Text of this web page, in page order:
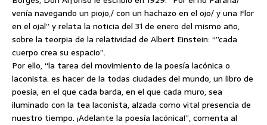
venía navegando un piojo,/ con un hachazo en el ojo/ y una Flor
en el ojal” y relata la noticia del 31 de enero del mismo año,
sobre la teorpia de la relatividad de Albert Einstein: “”cada
cuerpo crea su espacio”.
Por ello, “la tarea del movimiento de la poesía lacónica o
laconista. es hacer de la todas ciudades del mundo, un libro de
poesía, en el que cada barda, en el que cada muro, sea
iluminado con la tea laconista, alzada como vital presencia de
nuestro tiempo. ¡Adelante la poesía lacónica!”, comenta al